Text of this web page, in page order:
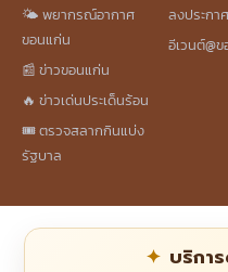
🌤️ พยากรณ์อากาศ
ขอนแก่น
📰 ข่าวขอนแก่น
🔥 ข่าวเด่นประเด็นร้อน
🎟️ ตรวจสลากกินแบ่ง
รัฐบาล
ลงประกา
อีเวนต์@
บริกา